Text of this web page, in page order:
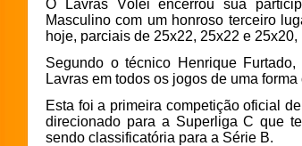
O Lavras Vôlei encerrou sua
Masculino com um honroso terceiro
hoje, parciais de 25x22, 25x22 e
Segundo o técnico Henrique
Lavras em todos os jogos de uma
Esta foi a primeira competição oficial
direcionado para a Superliga C que
sendo classificatória para a Série B.